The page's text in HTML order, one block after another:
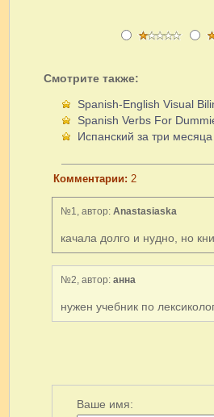
Смотрите также:
Spanish-English Visual
Spanish Verbs For
Испанский за три месяца
Комментарии: 2
№1, автор: Anastasiaska
качала долго и нудно, но
№2, автор: анна
нужен учебник по
Ваше имя: